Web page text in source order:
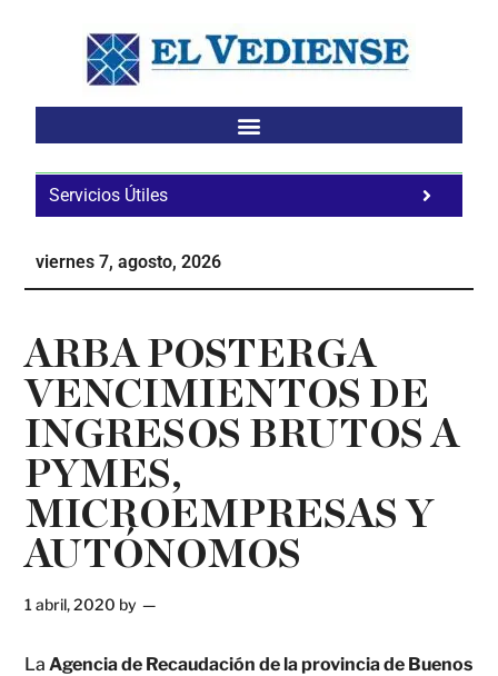
Servicios Útiles
viernes 7, agosto, 2026
ARBA POSTERGA
VENCIMIENTOS DE
INGRESOS BRUTOS A
PYMES,
MICROEMPRESAS Y
AUTÓNOMOS
1 abril, 2020 by
LaAgencia de Recaudación de la provincia de Buenos